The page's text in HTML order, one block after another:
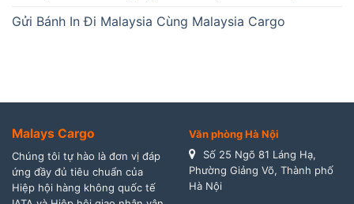
Gửi Bánh In Đi Malaysia Cùng Malaysia Cargo
Malays Cargo
Chúng tôi tự hào là đơn vị đáp
ứng đầy đủ tiêu chuẩn của
Hiệp hội hàng không quốc tế
Văn phòng Hà Nội
Số 25 Ngõ 81 Láng Hạ,
Phường Giảng Võ, Thành phố
Hà Nội